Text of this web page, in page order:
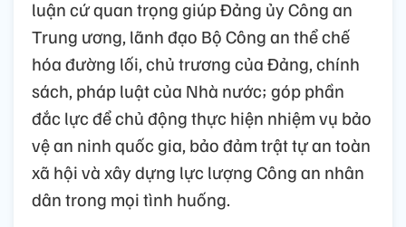
luận cứ quan trọng giúp Đảng ủy Công an
Trung ương, lãnh đạo Bộ Công an thể chế
hóa đường lối, chủ trương của Đảng, chính
sách, pháp luật của Nhà nước; góp phần
đắc lực để chủ động thực hiện nhiệm vụ bảo
vệ an ninh quốc gia, bảo đảm trật tự an toàn
xã hội và xây dựng lực lượng Công an nhân
dân trong mọi tình huống.